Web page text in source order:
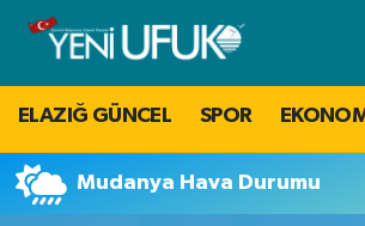
ELAZIĞ GÜNCEL SPOR
Mudanya Hava Durumu
Nöbetçi Eczaneler
Hava Durumu
Namaz Vakitleri